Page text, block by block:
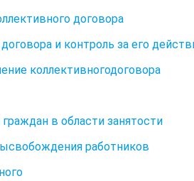
договора
и контроль за его
коллективногодоговора
в области занятости
работников